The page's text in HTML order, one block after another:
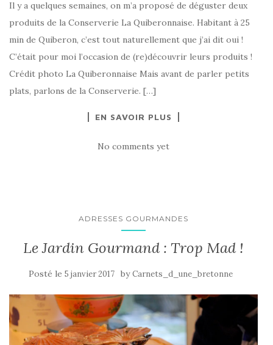
Il y a quelques semaines, on m’a proposé de déguster deux
produits de la Conserverie La Quiberonnaise. Habitant à 25
min de Quiberon, c’est tout naturellement que j’ai dit oui !
C’était pour moi l’occasion de (re)découvrir leurs produits !
Crédit photo La Quiberonnaise Mais avant de parler petits
plats, parlons de la Conserverie. […]
EN SAVOIR PLUS
No comments yet
ADRESSES GOURMANDES
Le Jardin Gourmand : Trop Mad !
Posté le 5 janvier 2017 byCarnets_d_une_bretonne